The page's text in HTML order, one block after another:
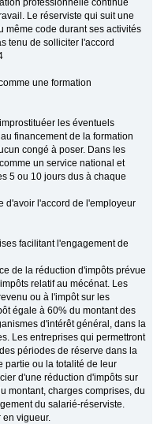
Le réserviste qui suit une
même code durant ses activités
tenu de solliciter l'accord
une formation
les éventuels
financement de la formation
congé à poser. Dans les
un service national et
5 ou 10 jours dus à chaque
d'avoir l'accord de l'employeur
facilitant l'engagement de
de la réduction d'impôts prévue
relatif au mécénat. Les
ou à l'impôt sur les
égale à 60% du montant des
d'intérêt général, dans la
Les entreprises qui permettront
périodes de réserve dans la
partie ou la totalité de leur
d'une réduction d'impôts sur
montant, charges comprises, du
du salarié-réserviste.
vigueur.